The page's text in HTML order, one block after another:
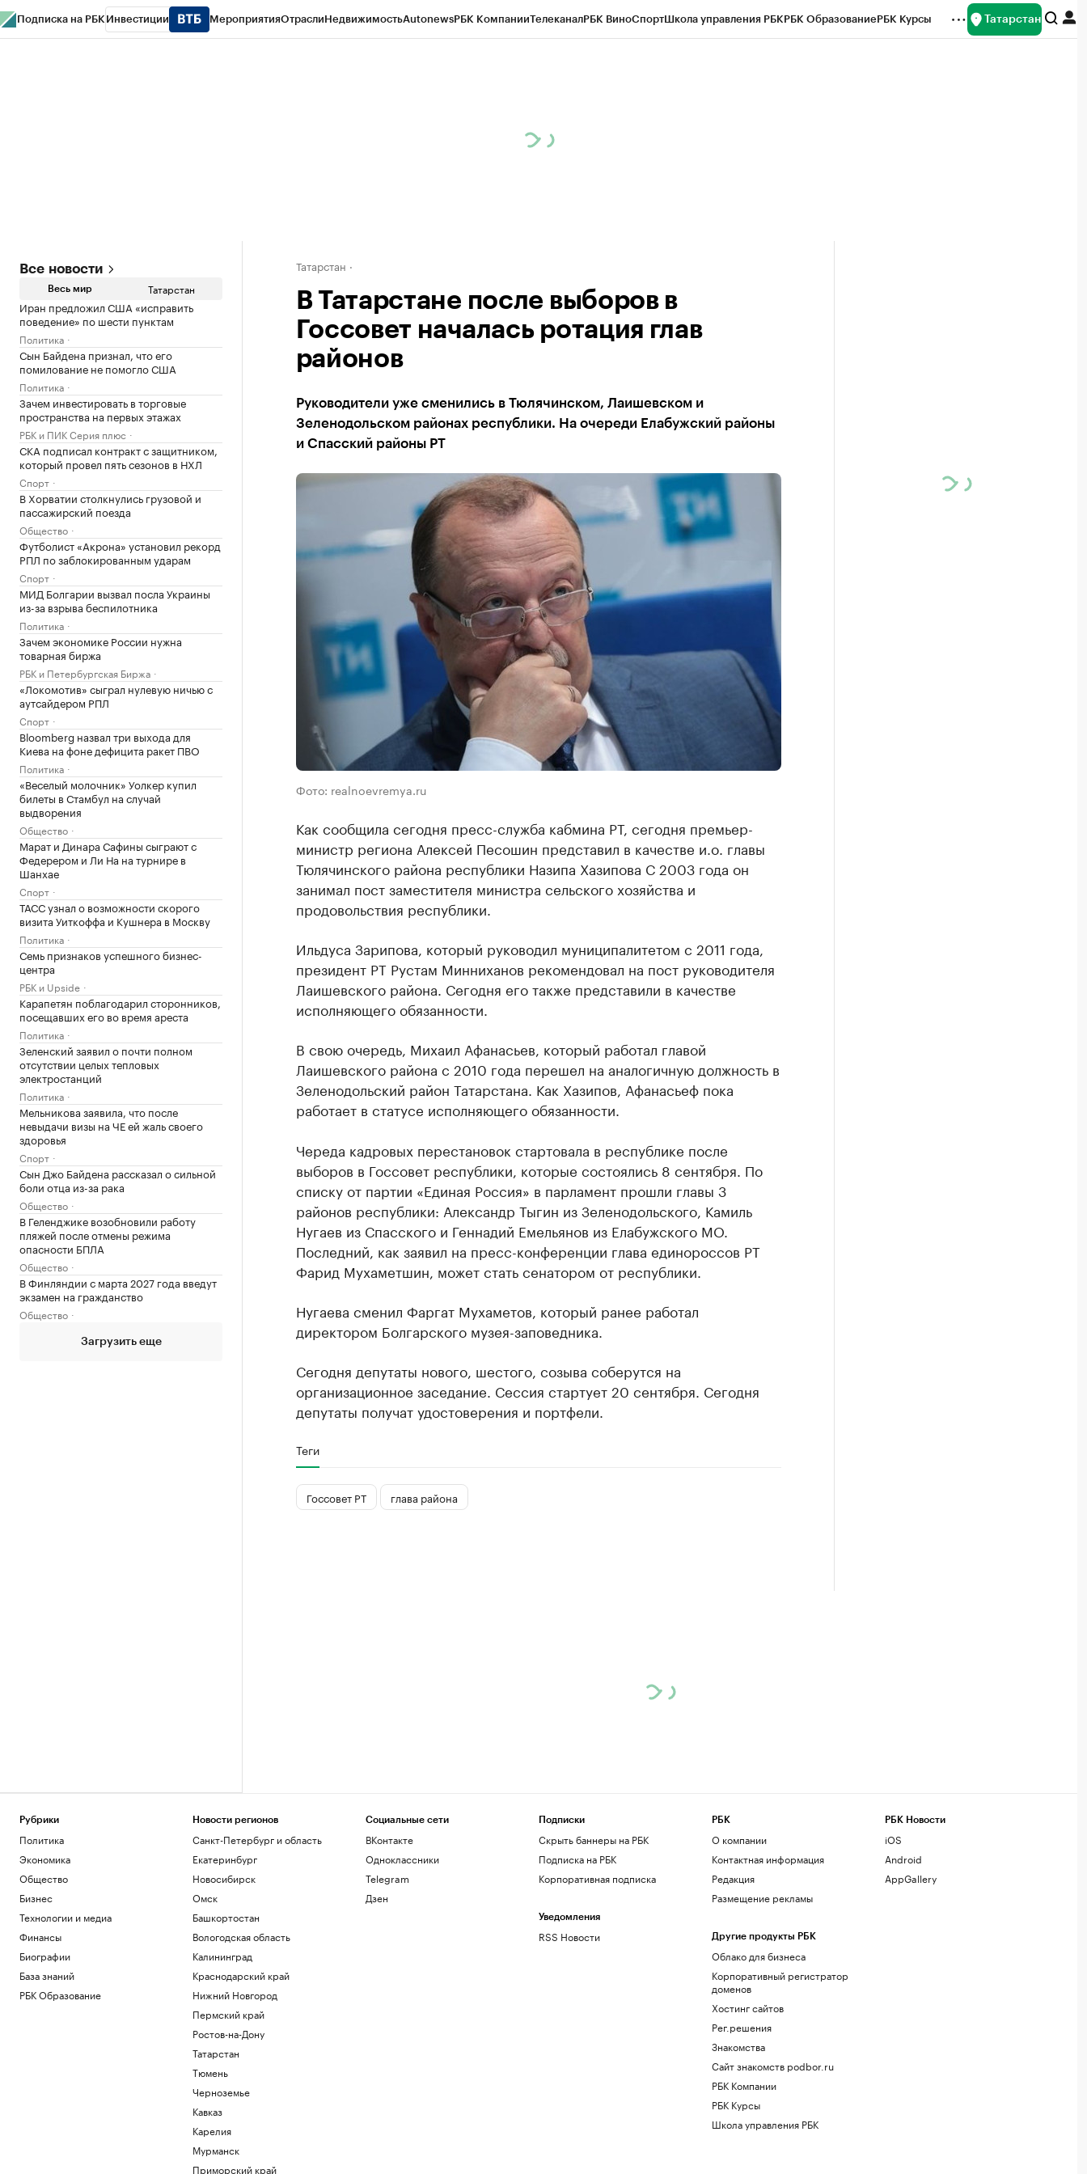
Подписка на РБК Инвестиции МероприятияОтраслиНедвижимостьAutonewsРБК КомпанииТелеканалРБК ВиноСпортШкола управления РБКРБК ОбразованиеРБК Курсы Татарстан
Все новости
Весь мир Татарстан
Иран предложил США «исправить
поведение» по шести пунктам
Политика
Сын Байдена признал, что его
помилование не помогло США
Политика
Зачем инвестировать в торговые
пространства на первых этажах
РБК и ПИК Серия плюс
СКА подписал контракт с защитником,
который провел пять сезонов в НХЛ
Спорт
В Хорватии столкнулись грузовой и
пассажирский поезда
Общество
Футболист «Акрона» установил рекорд
РПЛ по заблокированным ударам
Спорт
МИД Болгарии вызвал посла Украины
из-за взрыва беспилотника
Политика
Зачем экономике России нужна
товарная биржа
РБК и Петербургская Биржа
«Локомотив» сыграл нулевую ничью с
аутсайдером РПЛ
Спорт
Bloomberg назвал три выхода для
Киева на фоне дефицита ракет ПВО
Политика
«Веселый молочник» Уолкер купил
билеты в Стамбул на случай
выдворения
Общество
Марат и Динара Сафины сыграют с
Федерером и Ли На на турнире в
Шанхае
Спорт
ТАСС узнал о возможности скорого
визита Уиткоффа и Кушнера в Москву
Политика
Семь признаков успешного бизнес-
центра
РБК и Upside
Карапетян поблагодарил сторонников,
посещавших его во время ареста
Политика
Зеленский заявил о почти полном
отсутствии целых тепловых
электростанций
Политика
Мельникова заявила, что после
невыдачи визы на ЧЕ ей жаль своего
здоровья
Спорт
Сын Джо Байдена рассказал о сильной
боли отца из-за рака
Общество
В Геленджике возобновили работу
пляжей после отмены режима
опасности БПЛА
Общество
В Финляндии с марта 2027 года введут
экзамен на гражданство
Общество
Загрузить еще
Татарстан
В Татарстане после выборов в
Госсовет началась ротация глав
районов
Руководители уже сменились в Тюлячинском, Лаишевском и
Зеленодольском районах республики. На очереди Елабужский районы
и Спасский районы РТ
Фото: realnoevremya.ru
Как сообщила сегодня пресс-служба кабмина РТ, сегодня премьер-
министр региона Алексей Песошин представил в качестве и.о. главы
Тюлячинского района республики Назипа Хазипова С 2003 года он
занимал пост заместителя министра сельского хозяйства и
продовольствия республики.
Ильдуса Зарипова, который руководил муниципалитетом с 2011 года,
президент РТ Рустам Минниханов рекомендовал на пост руководителя
Лаишевского района. Сегодня его также представили в качестве
исполняющего обязанности.
В свою очередь, Михаил Афанасьев, который работал главой
Лаишевского района с 2010 года перешел на аналогичную должность в
Зеленодольский район Татарстана. Как Хазипов, Афанасьеф пока
работает в статусе исполняющего обязанности.
Череда кадровых перестановок стартовала в республике после
выборов в Госсовет республики, которые состоялись 8 сентября. По
списку от партии «Единая Россия» в парламент прошли главы 3
районов республики: Александр Тыгин из Зеленодольского, Камиль
Нугаев из Спасского и Геннадий Емельянов из Елабужского МО.
Последний, как заявил на пресс-конференции глава единороссов РТ
Фарид Мухаметшин, может стать сенатором от республики.
Нугаева сменил Фаргат Мухаметов, который ранее работал
директором Болгарского музея-заповедника.
Сегодня депутаты нового, шестого, созыва соберутся на
организационное заседание. Сессия стартует 20 сентября. Сегодня
депутаты получат удостоверения и портфели.
Теги
Госсовет РТ глава района
Рубрики
Политика
Экономика
Общество
Бизнес
Технологии и медиа
Финансы
Биографии
База знаний
РБК Образование
Новости регионов
Санкт-Петербург и область
Екатеринбург
Новосибирск
Омск
Башкортостан
Вологодская область
Калининград
Краснодарский край
Нижний Новгород
Пермский край
Ростов-на-Дону
Татарстан
Тюмень
Черноземье
Кавказ
Карелия
Мурманск
Приморский край
Социальные сети
ВКонтакте
Одноклассники
Telegram
Дзен
Подписки
Скрыть баннеры на РБК
Подписка на РБК
Корпоративная подписка
Уведомления
RSS Новости
РБК
О компании
Контактная информация
Редакция
Размещение рекламы
Другие продукты РБК
Облако для бизнеса
Корпоративный регистратор
доменов
Хостинг сайтов
Рег.решения
Знакомства
Сайт знакомств podbor.ru
РБК Компании
РБК Курсы
Школа управления РБК
РБК Новости
iOS
Android
AppGallery